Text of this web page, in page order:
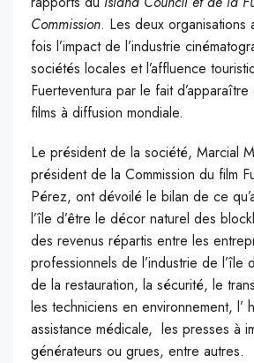
Commission. Les deux organisations
fois l’impact de l’industrie
sociétés locales et l’affluence
Fuerteventura par le fait d’apparaître
films à diffusion mondiale.
Le président de la société, Marcial
président de la Commission du film
Pérez, ont dévoilé le bilan de ce
l’île d’être le décor naturel des
des revenus répartis entre les
professionnels de l’industrie de l’île
de la restauration, la sécurité, le
les techniciens en environnement, l’
assistance médicale, les presses à
générateurs ou grues, entre autres.